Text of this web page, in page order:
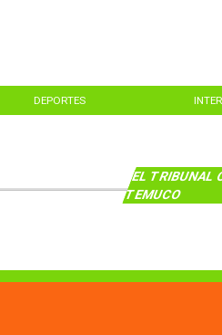
DEPORTES
EL TRIBUNAL
TEMUCO